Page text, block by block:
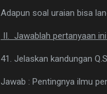
Adapun soal uraian bisa
II. Jawablah pertanyaan
41. Jelaskan kandungan
Jawab : Pentingnya ilmu